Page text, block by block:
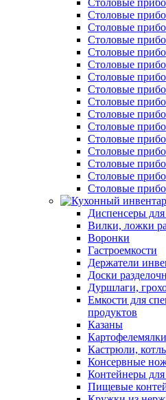
Столовые
Столовые
Столовые
Столовые
Столовые
Столовые
Столовые
Столовые
Столовые
Столовые
Столовые
Столовые
Столовые
Столовые
Столовые
Диспенсеры для
Вилки, ложки
Воронки
Гастроемкости
Держатели
Доски
Дуршлаги,
Емкости для
продуктов
Казаны
Кастрюли,
Консервные
Контейнеры
Пищевые